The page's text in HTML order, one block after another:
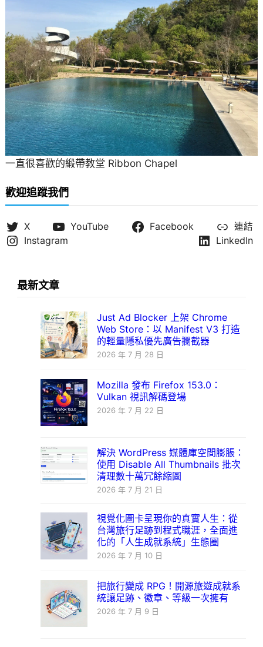
一直很喜歡的緞帶教堂 Ribbon Chapel
歡迎追蹤我們
X YouTube Facebook
連結
Instagram
LinkedIn
最新文章
Just Ad Blocker 上架 Chrome
Web Store：以 Manifest V3 打造
的輕量隱私優先廣告攔截器
2026 年 7 月 28 日
Mozilla 發布 Firefox 153.0：
Vulkan 視訊解碼登場
2026 年 7 月 22 日
解決 WordPress 媒體庫空間膨脹：
使用 Disable All Thumbnails 批次
清理數十萬冗餘縮圖
2026 年 7 月 21 日
視覺化圖卡呈現你的真實人生：從
台灣旅行足跡到程式職涯，全面進
化的「人生成就系統」生態圈
2026 年 7 月 10 日
把旅行變成 RPG！開源旅遊成就系
統讓足跡、徽章、等級一次擁有
2026 年 7 月 9 日